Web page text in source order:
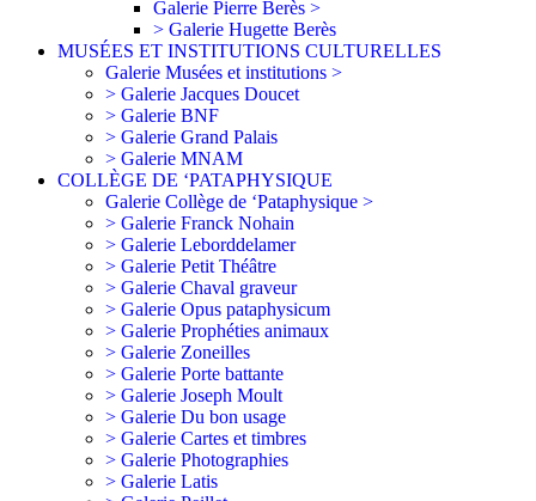
Galerie Pierre Berès >
> Galerie Hugette Berès
MUSÉES ET INSTITUTIONS CULTURELLES
Galerie Musées et institutions >
> Galerie Jacques Doucet
> Galerie BNF
> Galerie Grand Palais
> Galerie MNAM
COLLÈGE DE ‘PATAPHYSIQUE
Galerie Collège de ‘Pataphysique >
> Galerie Franck Nohain
> Galerie Leborddelamer
> Galerie Petit Théâtre
> Galerie Chaval graveur
> Galerie Opus pataphysicum
> Galerie Prophéties animaux
> Galerie Zoneilles
> Galerie Porte battante
> Galerie Joseph Moult
> Galerie Du bon usage
> Galerie Cartes et timbres
> Galerie Photographies
> Galerie Latis